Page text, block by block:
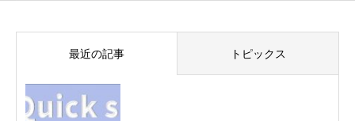
最近の記事 トピックス